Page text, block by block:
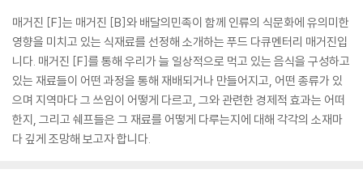
매거진 [F]는 매거진 [B]와 배달의민족이 함께 인류의 식문화에 유의미한
영향을 미치고 있는 식재료를 선정해 소개하는 푸드 다큐멘터리 매거진입
니다. 매거진 [F]를 통해 우리가 늘 일상적으로 먹고 있는 음식을 구성하고
있는 재료들이 어떤 과정을 통해 재배되거나 만들어지고, 어떤 종류가 있
으며 지역마다 그 쓰임이 어떻게 다르고, 그와 관련한 경제적 효과는 어떠
한지, 그리고 쉐프들은 그 재료를 어떻게 다루는지에 대해 각각의 소재마
다 깊게 조망해 보고자 합니다.